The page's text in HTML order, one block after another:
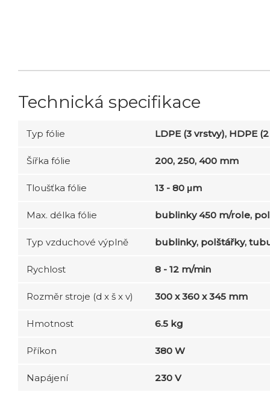
Technická specifikace
Typ fólie LDPE (3 vrstvy), HDPE
Šířka fólie 200, 250, 400 mm
Tloušťka fólie 13 - 80 μm
Max. délka fólie bublinky 450 m/role,
Typ vzduchové výplně bublinky, polštářky,
Rychlost 8 - 12 m/min
Rozměr stroje (d x š x v) 300 x 360 x 345 mm
Hmotnost 6.5 kg
Příkon 380 W
Napájení 230 V